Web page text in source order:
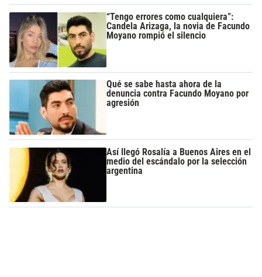
“Tengo errores como cualquiera”:
Candela Arizaga, la novia de Facundo
Moyano rompió el silencio
Qué se sabe hasta ahora de la
denuncia contra Facundo Moyano por
agresión
Así llegó Rosalía a Buenos Aires en el
medio del escándalo por la selección
argentina